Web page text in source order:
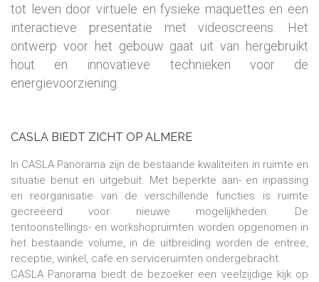
tot leven door virtuele en fysieke maquettes en een
interactieve presentatie met videoscreens. Het
ontwerp voor het gebouw gaat uit van hergebruikt
hout en innovatieve technieken voor de
energievoorziening.
CASLA BIEDT ZICHT OP ALMERE
In CASLA Panorama zijn de bestaande kwaliteiten in ruimte en
situatie benut en uitgebuit. Met beperkte aan- en inpassing
en reorganisatie van de verschillende functies is ruimte
gecreëerd voor nieuwe mogelijkheden. De
tentoonstellings- en workshopruimten worden opgenomen in
het bestaande volume, in de uitbreiding worden de entree,
receptie, winkel, cafe en serviceruimten ondergebracht.
CASLA Panorama biedt de bezoeker een veelzijdige kijk op